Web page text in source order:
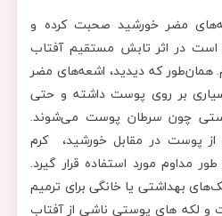
مضر خورشید صحبت کرده و
در اثر تابش مستقیم آفتاب
همان‌طور که دیدید، اشعه‌های مضر
بر روی پوست داشته و حتی
چون سرطان پوست می‌شوند.
از پوست در مقابل خورشید، کرم
مداوم مورد استفاده قرار گیرد.
بهداشتی یا خانگی برای ترمیم
لکه‌ های پوستی ناشی از آفتاب